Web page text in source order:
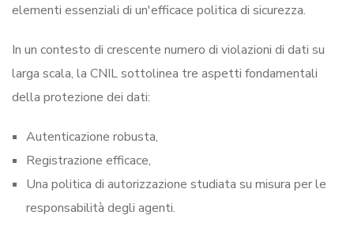
elementi essenziali di un'efficace politica di sicurezza.
In un contesto di crescente numero di violazioni di dati su
larga scala, la CNIL sottolinea tre aspetti fondamentali
della protezione dei dati:
Autenticazione robusta,
Registrazione efficace,
Una politica di autorizzazione studiata su misura per le
responsabilità degli agenti.